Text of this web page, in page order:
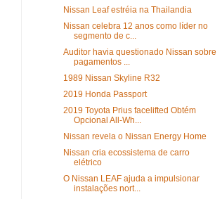
Nissan Leaf estréia na Thailandia
Nissan celebra 12 anos como líder no
segmento de c...
Auditor havia questionado Nissan sobre
pagamentos ...
1989 Nissan Skyline R32
2019 Honda Passport
2019 Toyota Prius facelifted Obtém
Opcional All-Wh...
Nissan revela o Nissan Energy Home
Nissan cria ecossistema de carro
elétrico
O Nissan LEAF ajuda a impulsionar
instalações nort...